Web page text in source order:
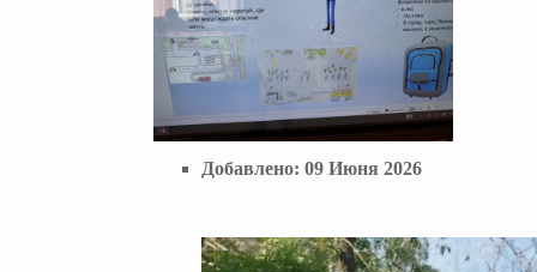
Добавлено: 09 Июня 2026